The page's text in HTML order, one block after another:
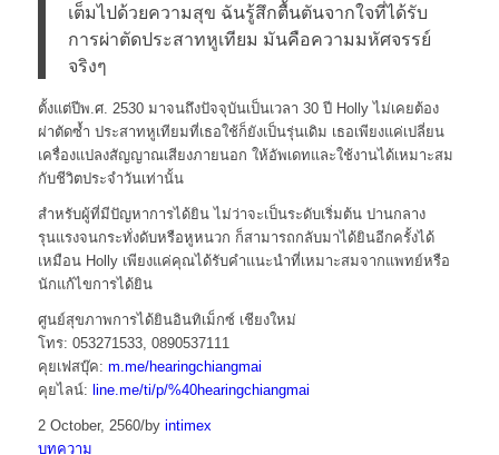
เต็มไปด้วยความสุข ฉันรู้สึกตื้นตันจากใจที่ได้รับ
การผ่าตัดประสาทหูเทียม มันคือความมหัศจรรย์
จริงๆ
ตั้งแต่ปีพ.ศ. 2530 มาจนถึงปัจจุบันเป็นเวลา 30 ปี Holly ไม่เคยต้อง
ผ่าตัดซ้ำ ประสาทหูเทียมที่เธอใช้ก็ยังเป็นรุ่นเดิม เธอเพียงแค่เปลี่ยน
เครื่องแปลงสัญญาณเสียงภายนอก ให้อัพเดทและใช้งานได้เหมาะสม
กับชีวิตประจำวันเท่านั้น
สำหรับผู้ที่มีปัญหาการได้ยิน ไม่ว่าจะเป็นระดับเริ่มต้น ปานกลาง
รุนแรงจนกระทั่งดับหรือหูหนวก ก็สามารถกลับมาได้ยินอีกครั้งได้
เหมือน Holly เพียงแค่คุณได้รับคำแนะนำที่เหมาะสมจากแพทย์หรือ
นักแก้ไขการได้ยิน
ศูนย์สุขภาพการได้ยินอินทิเม็กซ์ เชียงใหม่
โทร: 053271533, 0890537111
คุยเฟสบุ๊ค: m.me/hearingchiangmai
คุยไลน์: line.me/ti/p/%40hearingchiangmai
2 October, 2560/by intimex
บทความ